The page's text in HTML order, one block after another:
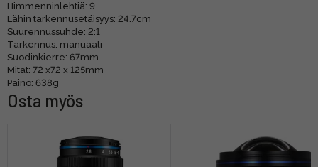
Himmenninlehtiä: 9
Lähin tarkennusetäisyys: 24.7cm
Suurennussuhde: 2:1
Tarkennus: manuaali
Suodinkierre: 67mm
Mitat: 72 x72 x 125mm
Paino: 638g
Osta myös